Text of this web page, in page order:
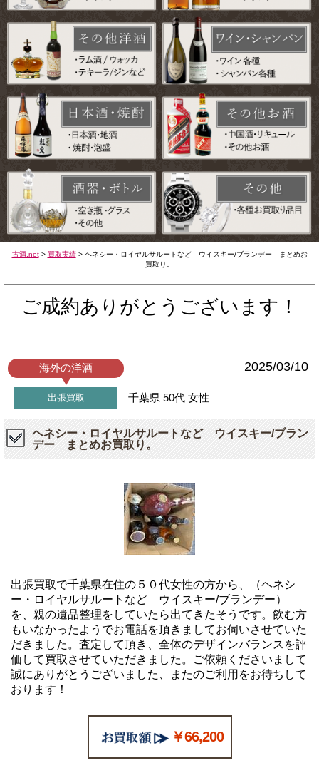
古酒.net> 買取実績> ヘネシー・ロイヤルサルートなど ウイスキー/ブランデー まとめお
買取り。
ご成約ありがとうございます！
海外の洋酒 2025/03/10
出張買取 千葉県 50代 女性
ヘネシー・ロイヤルサルートなど ウイスキー/ブラン
デー まとめお買取り。
出張買取で千葉県在住の５０代女性の方から、（ヘネシ
ー・ロイヤルサルートなど ウイスキー/ブランデー）
を、親の遺品整理をしていたら出てきたそうです。飲む方
もいなかったようでお電話を頂きましてお伺いさせていた
だきました。査定して頂き、全体のデザインバランスを評
価して買取させていただきました。ご依頼くださいまして
誠にありがとうございました、またのご利用をお待ちして
おります！
￥66,200